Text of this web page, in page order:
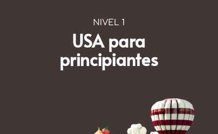
NIVEL 1
USA para
principiantes